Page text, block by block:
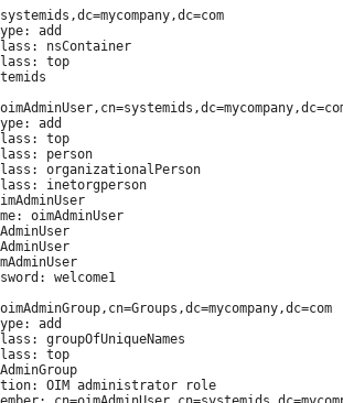
add
nsContainer
top
add
top
person
organizationalPerson
inetorgperson
oimAdminUser
welcome1
add
groupOfUniqueNames
top
OIM administrator role